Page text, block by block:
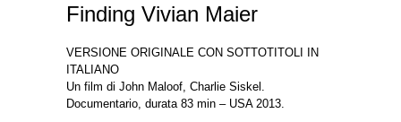
Finding Vivian Maier
VERSIONE ORIGINALE CON SOTTOTITOLI IN
ITALIANO
Un film di John Maloof, Charlie Siskel.
Documentario, durata 83 min – USA 2013.